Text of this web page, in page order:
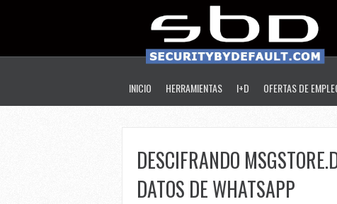
INICIO HERRAMIENTAS I+D OFERTAS DE
DESCIFRANDO
DATOS DE WHATSAPP